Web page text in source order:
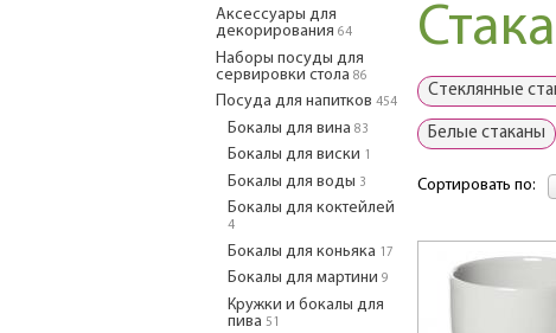
Аксессуары для
декорирования 64
Наборы посуды для
сервировки стола 86
Посуда для напитков 454
Бокалы для вина 83
Бокалы для виски 1
Бокалы для воды 3
Бокалы для коктейлей
4
Бокалы для коньяка 17
Бокалы для мартини 9
Кружки и бокалы для
пива 51
Стеклянные
Белые стаканы
Сортировать по: